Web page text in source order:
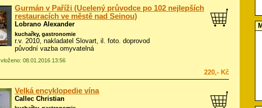
Gurmán v Paříži (Ucelený průvodce po 102 nejlepších
restauracích ve městě nad Seinou)
Lobrano Alexander
kuchařky, gastronomie
r.v. 2010, nakladatel Slovart, il. foto. doprovod
původní vazba omyvatelná
, vloženo: 08.01.2016 13:56
220,- Kč
Velká encyklopedie vína
Callec Christian